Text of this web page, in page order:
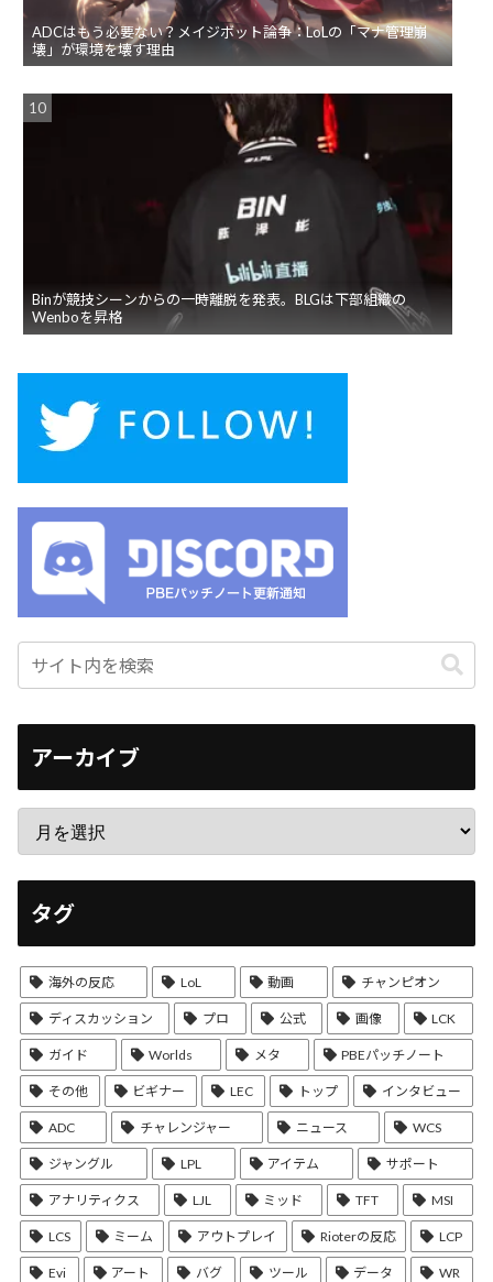
ADCはもう必要ない？メイジボット論争：LoLの「マナ管理崩
壊」が環境を壊す理由
Binが競技シーンからの一時離脱を発表。BLGは下部組織の
Wenboを昇格
アーカイブ
タグ
海外の反応 LoL 動画 チャンピオン
ディスカッション プロ 公式 画像 LCK
ガイド Worlds メタ PBEパッチノート
その他 ビギナー LEC トップ インタビュー
ADC チャレンジャー ニュース WCS
ジャングル LPL アイテム サポート
アナリティクス LJL ミッド TFT MSI
LCS ミーム アウトプレイ Rioterの反応 LCP
Evi アート バグ ツール データ WR